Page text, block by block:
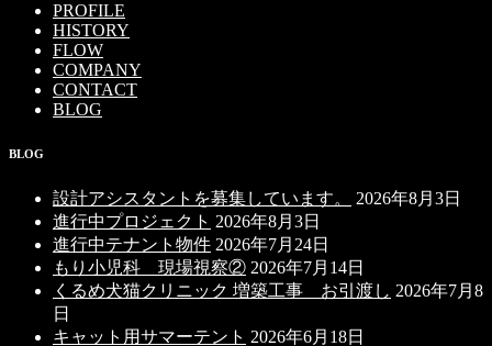
PROFILE
HISTORY
FLOW
COMPANY
CONTACT
BLOG
BLOG
設計アシスタントを募集しています。
2026年8月3日
進行中プロジェクト 2026年8月3日
進行中テナント物件 2026年7月24日
もり小児科 現場視察② 2026年7月14日
くるめ犬猫クリニック 増築工事 お引渡し 2026年7月8
日
キャット用サマーテント 2026年6月18日